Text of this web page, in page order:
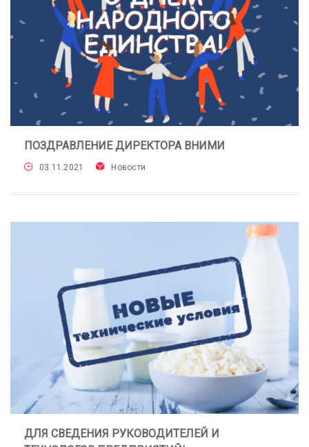
ПОЗДРАВЛЕНИЕ ДИРЕКТОРА ВНИМИ
03.11.2021 Новости
ДЛЯ СВЕДЕНИЯ РУКОВОДИТЕЛЕЙ И